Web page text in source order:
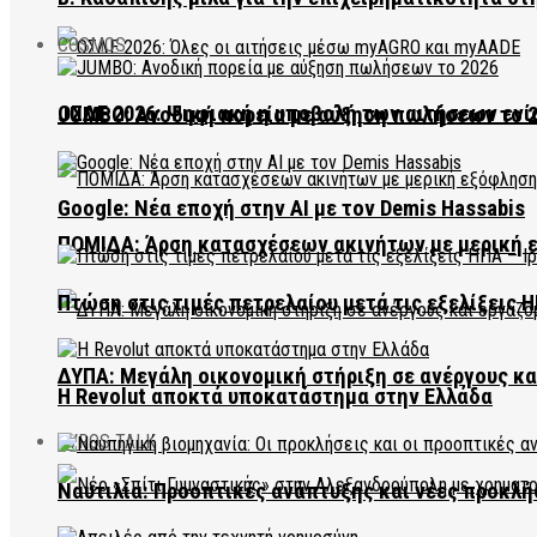
ΟΣΔΕ 2026: Ψηφιακή η υποβολή των αιτήσεων
ΠΟΜΙΔΑ: Άρση κατασχέσεων ακινήτων με μερική
ΔΥΠΑ: Μεγάλη οικονομική στήριξη σε ανέργους
EVROS TALK
COSMOS
JUMBO: Ανοδική πορεία με αύξηση πωλήσεων το
Google: Νέα εποχή στην AI με τον Demis Hassabis
Πτώση στις τιμές πετρελαίου μετά τις εξελίξεις
Η Revolut αποκτά υποκατάστημα στην Ελλάδα
Ναυτιλία: Προοπτικές ανάπτυξης και νέες